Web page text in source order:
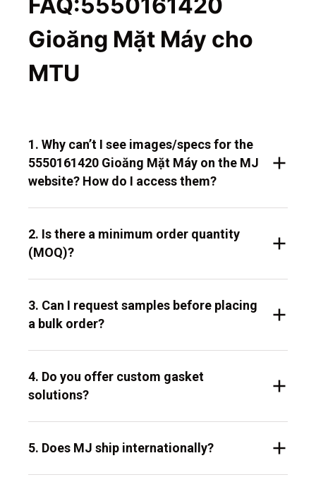
Gioăng Mặt Máy cho
MTU
1. Why can’t I see images/specs for the
5550161420 Gioăng Mặt Máy on the MJ
website? How do I access them?
2. Is there a minimum order quantity
(MOQ)?
3. Can I request samples before placing
a bulk order?
4. Do you offer custom gasket
solutions?
5. Does MJ ship internationally?